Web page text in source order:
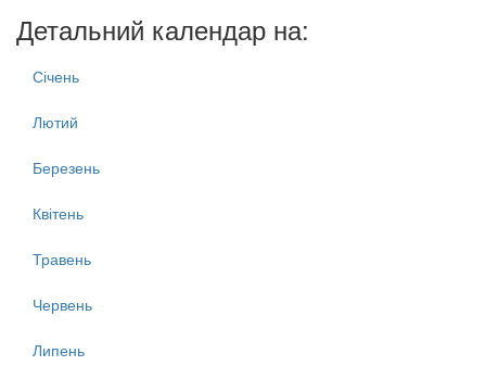
Детальний календар на:
Січень
Лютий
Березень
Квітень
Травень
Червень
Липень